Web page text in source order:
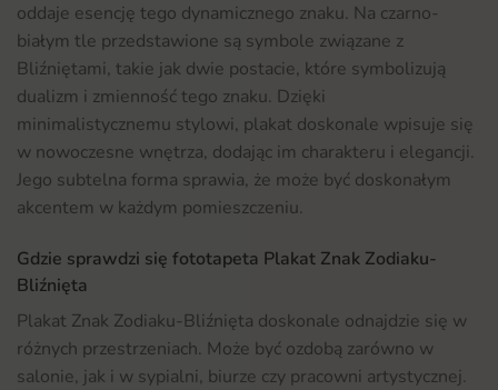
oddaje esencję tego dynamicznego znaku. Na czarno-
białym tle przedstawione są symbole związane z
Bliźniętami, takie jak dwie postacie, które symbolizują
dualizm i zmienność tego znaku. Dzięki
minimalistycznemu stylowi, plakat doskonale wpisuje się
w nowoczesne wnętrza, dodając im charakteru i elegancji.
Jego subtelna forma sprawia, że może być doskonałym
akcentem w każdym pomieszczeniu.
Gdzie sprawdzi się fototapeta Plakat Znak Zodiaku-
Bliźnięta
Plakat Znak Zodiaku-Bliźnięta doskonale odnajdzie się w
różnych przestrzeniach. Może być ozdobą zarówno w
salonie, jak i w sypialni, biurze czy pracowni artystycznej.